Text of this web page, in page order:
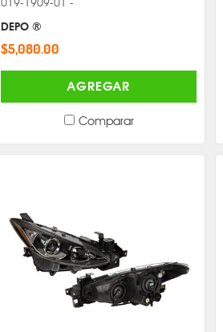
DEPO ®
$5,080.00
AGREGAR
Comparar